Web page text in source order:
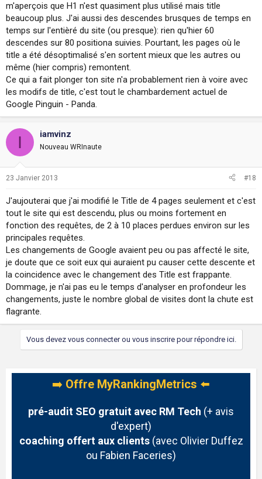
m'aperçois que H1 n'est quasiment plus utilisé mais title
beaucoup plus. J'ai aussi des descendes brusques de temps en
temps sur l'entièré du site (ou presque): rien qu'hier 60
descendes sur 80 positiona suivies. Pourtant, les pages où le
title a été désoptimalisé s'en sortent mieux que les autres ou
même (hier compris) remontent.
Ce qui a fait plonger ton site n'a probablement rien à voire avec
les modifs de title, c'est tout le chambardement actuel de
Google Pinguin - Panda.
I iamvinz
Nouveau WRInaute
23 Janvier 2013 #18
J'aujouterai que j'ai modifié le Title de 4 pages seulement et c'est
tout le site qui est descendu, plus ou moins fortement en
fonction des requêtes, de 2 à 10 places perdues environ sur les
principales requêtes.
Les changements de Google avaient peu ou pas affecté le site,
je doute que ce soit eux qui auraient pu causer cette descente et
la coincidence avec le changement des Title est frappante.
Dommage, je n'ai pas eu le temps d'analyser en profondeur les
changements, juste le nombre global de visites dont la chute est
flagrante.
Vous devez vous connecter ou vous inscrire pour répondre ici.
➡️ Offre MyRankingMetrics ⬅️
pré-audit SEO gratuit avec RM Tech (+ avis
d'expert)
coaching offert aux clients(avec Olivier Duffez
ou Fabien Faceries)